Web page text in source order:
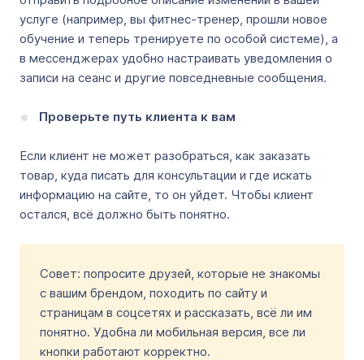
услуге (например, вы фитнес-тренер, прошли новое
обучение и теперь тренируете по особой системе), а
в мессенджерах удобно настраивать уведомления о
записи на сеанс и другие повседневные сообщения.
Проверьте путь клиента к вам
Если клиент не может разобраться, как заказать
товар, куда писать для консультации и где искать
информацию на сайте, то он уйдет. Чтобы клиент
остался, всё должно быть понятно.
Совет: попросите друзей, которые не знакомы
с вашим брендом, походить по сайту и
страницам в соцсетях и рассказать, всё ли им
понятно. Удобна ли мобильная версия, все ли
кнопки работают корректно.